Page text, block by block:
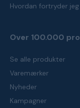
Hvordan fortryder
Over 100.000
Se alle produkter
Varemærker
Nyheder
Kampagner